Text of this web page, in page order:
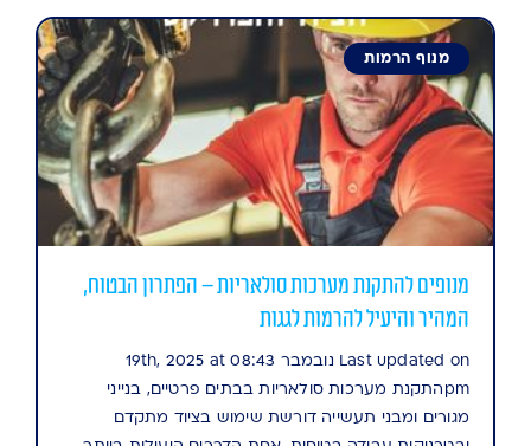
מנוף הרמות
מנופים להתקנת מערכות סולאריות – הפתרון הבטוח,
המהיר והיעיל להרמות לגגות
Last updated on נובמבר 19th, 2025 at 08:43
pmהתקנת מערכות סולאריות בבתים פרטיים, בנייני
מגורים ומבני תעשייה דורשת שימוש בציוד מתקדם